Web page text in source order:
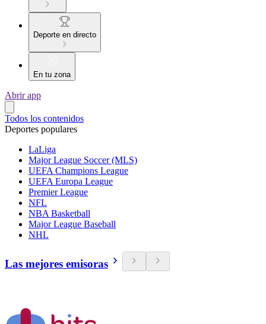
Deporte en directo
En tu zona
Abrir app
Todos los contenidos
Deportes populares
LaLiga
Major League Soccer (MLS)
UEFA Champions League
UEFA Europa League
Premier League
NFL
NBA Basketball
Major League Baseball
NHL
Las mejores emisoras